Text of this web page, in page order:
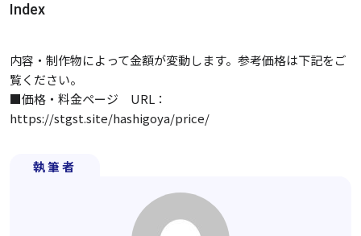
Index
内容・制作物によって金額が変動します。参考価格は下記をご
覧ください。
■価格・料金ページ URL：
https://stgst.site/hashigoya/price/
執筆者